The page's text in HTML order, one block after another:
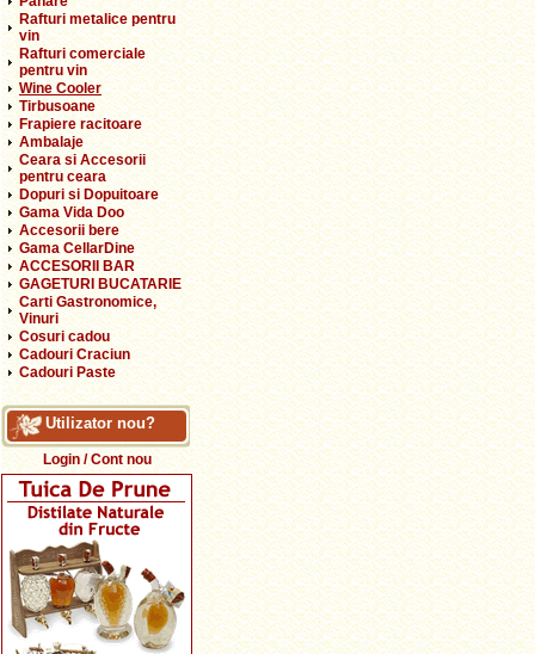
Rafturi metalice pentru
vin
Rafturi comerciale
pentru vin
Wine Cooler
Tirbusoane
Frapiere racitoare
Ambalaje
Ceara si Accesorii
pentru ceara
Dopuri si Dopuitoare
Gama Vida Doo
Accesorii bere
Gama CellarDine
ACCESORII BAR
GAGETURI BUCATARIE
Carti Gastronomice,
Vinuri
Cosuri cadou
Cadouri Craciun
Cadouri Paste
Utilizator nou?
Login / Cont nou